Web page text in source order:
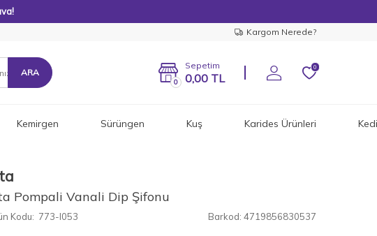
Kargom Nerede?
ARA
0
Sepetim
0,00 TL
0
Kemirgen Sürüngen Kuş Karides Ürünleri Kedi
Pompali Vanali Dip Şifonu
Kodu: 773-I053 Barkod: 4719856830537